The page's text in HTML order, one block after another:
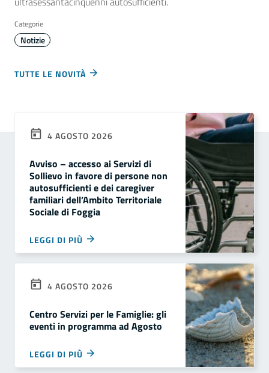
Categorie
Notizie
TUTTE LE NOVITÀ
4 AGOSTO 2026
Avviso – accesso ai Servizi di
Sollievo in favore di persone non
autosufficienti e dei caregiver
familiari dell’Ambito Territoriale
Sociale di Foggia
LEGGI DI PIÙ
4 AGOSTO 2026
Centro Servizi per le Famiglie: gli
eventi in programma ad Agosto
LEGGI DI PIÙ